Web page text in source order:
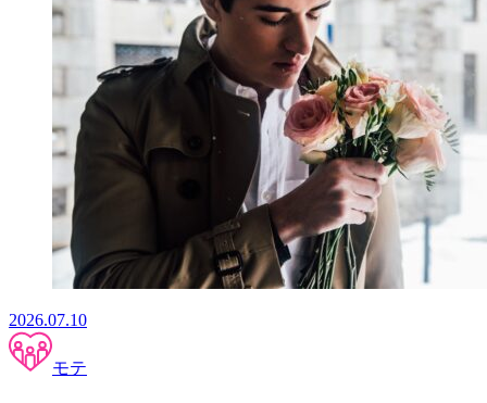
2026.07.10
モテ